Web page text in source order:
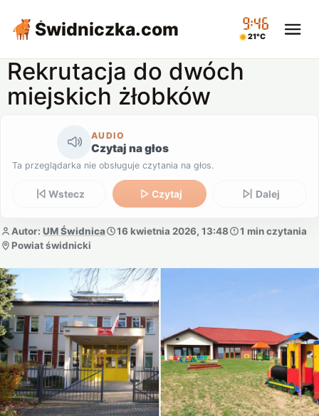
Świdniczka.com 09:46
21°C
Rekrutacja do dwóch
miejskich żłobków
AUDIO
Czytaj na głos
Ta przeglądarka nie obsługuje czytania na głos.
Wstecz Czytaj Dalej
Autor: UM Świdnica 16 kwietnia 2026, 13:48
1 min czytania
Powiat świdnicki